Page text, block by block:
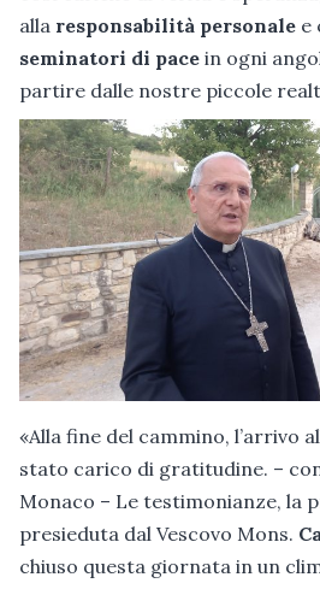
alla responsabilità personale e
seminatori di pace in ogni
partire dalle nostre piccole
«Alla fine del cammino, l’arrivo
stato carico di gratitudine. –
Monaco – Le testimonianze, la
presieduta dal Vescovo Mons.
chiuso questa giornata in un